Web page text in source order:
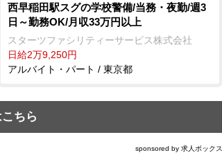
西早稲田駅スグの学校警備/当務・夜勤/週3
日～勤務OK/月収33万円以上
スターツファシリティーサービス株式会社
日給2万9,250円
アルバイト・パート / 東京都
ちら
sponsored by 求人ボックス